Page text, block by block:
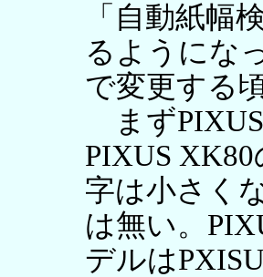
「自動紙幅
るようにな
で変更する
まず
PIXUS
字は小さく
は無い。
デルは